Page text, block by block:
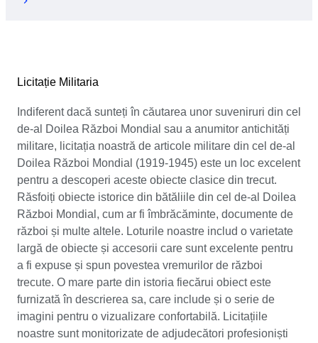
Licitație Militaria
Indiferent dacă sunteți în căutarea unor suveniruri din cel
de-al Doilea Război Mondial sau a anumitor antichități
militare, licitația noastră de articole militare din cel de-al
Doilea Război Mondial (1919-1945) este un loc excelent
pentru a descoperi aceste obiecte clasice din trecut.
Răsfoiți obiecte istorice din bătăliile din cel de-al Doilea
Război Mondial, cum ar fi îmbrăcăminte, documente de
război și multe altele. Loturile noastre includ o varietate
largă de obiecte și accesorii care sunt excelente pentru
a fi expuse și spun povestea vremurilor de război
trecute. O mare parte din istoria fiecărui obiect este
furnizată în descrierea sa, care include și o serie de
imagini pentru o vizualizare confortabilă. Licitațiile
noastre sunt monitorizate de adjudecători profesioniști